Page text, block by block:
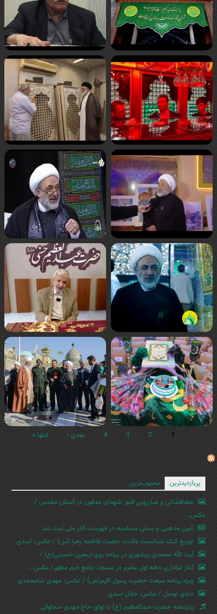
1
2
3
4 بعدی › انتها »
پربازدیدترین
محبوب‌ترین
عطرافشانی و غبارروبی قبور شهدای مدفون در آستان مقدس /
عکس...
آیین مذهبی و سنتی مسلمیه در فهرست آثار ملی ثبت شد
توزیع کیک بمناسبت ولادت حضرت فاطمه زهرا (س) / عکس: اسدی
آیت الله محمدی ریشهری در پیاده روی اربعین حسینی(ع) /
آغاز عزاداری دهه اول محرم در مسجد جامع حرم مطهر/ عکس:...
ویژه برنامه مبعث حضرت رسول اکرم(ص) / عکس: مهدی شامحمدی
دعای توسل / عکس: جلال اسدی
زیارتنامه حضرت عبدالعظیم (ع) با نوای حاج مهدی سماواتی